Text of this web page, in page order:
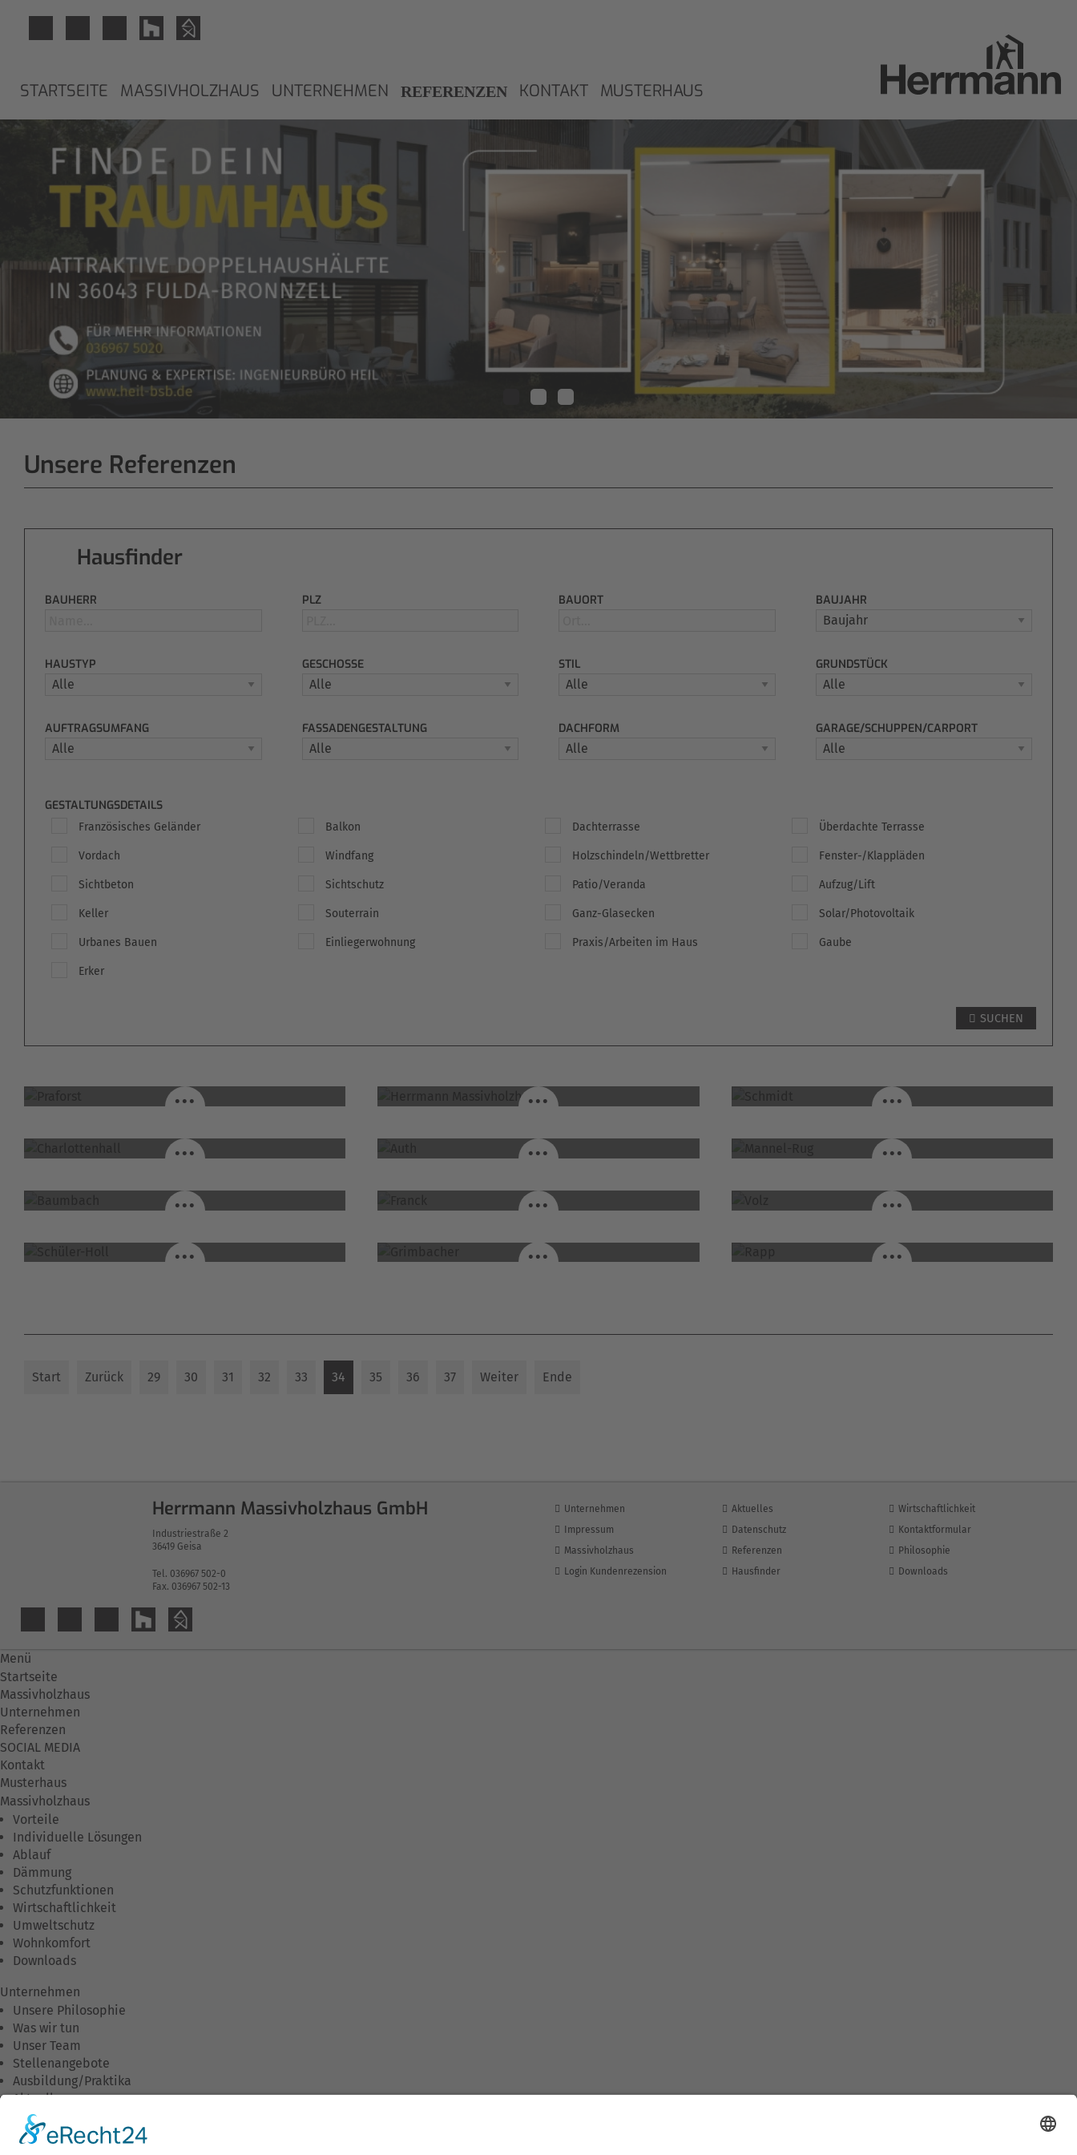
STARTSEITE MASSIVHOLZHAUS UNTERNEHMEN REFERENZEN KONTAKT MUSTERHAUS
Unsere Referenzen
Hausfinder
BAUHERR PLZ BAUORT BAUJAHR
HAUSTYP GESCHOSSE STIL GRUNDSTÜCK
AUFTRAGSUMFANG FASSADENGESTALTUNG DACHFORM GARAGE/SCHUPPEN/CARPORT
GESTALTUNGSDETAILS
Französisches Geländer Balkon Dachterrasse Überdachte Terrasse
Vordach Windfang Holzschindeln/Wettbretter Fenster-/Klappläden
Sichtbeton Sichtschutz Patio/Veranda Aufzug/Lift
Keller Souterrain Ganz-Glasecken Solar/Photovoltaik
Urbanes Bauen Einliegerwohnung Praxis/Arbeiten im Haus Gaube
Erker
SUCHEN
... ... ...
... ... ...
... ... ...
... ... ...
Start Zurück 29 30 31 32 33 34 35 36 37 Weiter Ende
Herrmann Massivholzhaus GmbH
Industriestraße 2
36419 Geisa
Tel. 036967 502-0
Fax. 036967 502-13
Unternehmen Aktuelles
Wirtschaftlichkeit
Impressum
Datenschutz
Kontaktformular
Massivholzhaus
Referenzen
Philosophie
Login Kundenrezension
Hausfinder Downloads
Menü
Startseite
Massivholzhaus
Unternehmen
Referenzen
SOCIAL MEDIA
Kontakt
Musterhaus
Massivholzhaus
Vorteile
Individuelle Lösungen
Ablauf
Dämmung
Schutzfunktionen
Wirtschaftlichkeit
Umweltschutz
Wohnkomfort
Downloads
Unternehmen
Unsere Philosophie
Was wir tun
Unser Team
Stellenangebote
Ausbildung/Praktika
Aktuelles
Termine
Umweltleitlinien